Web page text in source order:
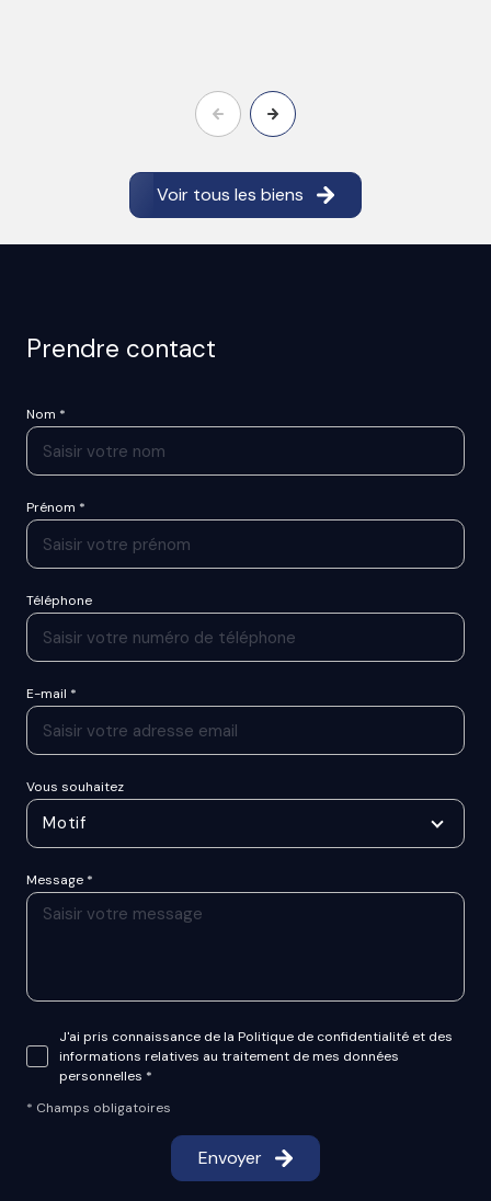
Voir tous les biens
Prendre contact
Nom *
Prénom *
Téléphone
E-mail *
Vous souhaitez
Motif
Message *
J'ai pris connaissance de la Politique de confidentialité et des
informations relatives au traitement de mes données
personnelles *
* Champs obligatoires
Envoyer